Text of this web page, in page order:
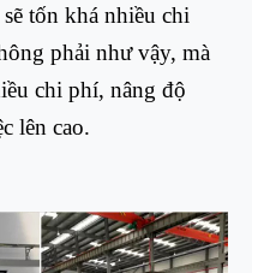
tốn khá nhiều chi
phải như vậy, mà
chi phí, nâng độ
lên cao.